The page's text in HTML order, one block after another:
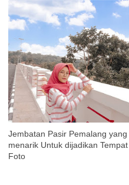
Jembatan Pasir Pemalang yang
menarik Untuk dijadikan Tempat
Foto